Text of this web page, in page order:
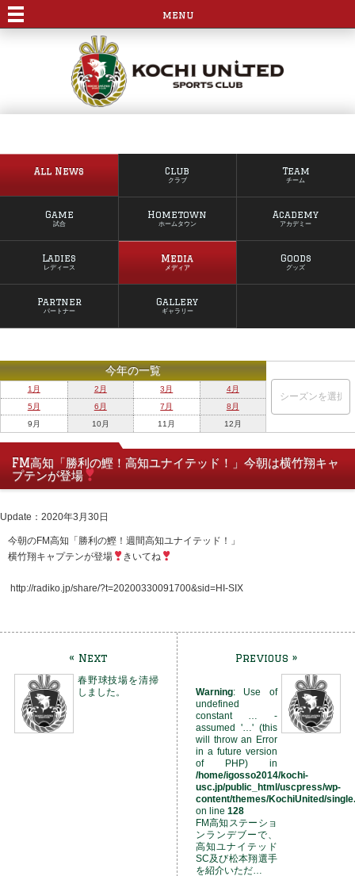
menu
All News Club
クラブ
Team
チーム
Game
試合
Hometown
ホームタウン
Academy
アカデミー
Ladies
レディース
Media
メディア
Goods
グッズ
Partner
パートナー
Gallery
ギャラリー
今年の一覧
1月 2月 3月
4月
5月
6月 7月
8月
9月
10月 11月 12月
FM高知「勝利の鰹！高知ユナイテッド！」今朝は横竹翔キャ
プテンが登場
Update：2020年3月30日
‪今朝のFM高知「勝利の鰹！週間高知ユナイテッド！」‬
‪横竹翔キャプテンが登場
きいてね
http://radiko.jp/share/?t=20200330091700&sid=HI-SIX‬
« Next
春野球技場を清掃
しました。
Previous »
Warning: Use of
undefined
constant … -
assumed '…' (this
will throw an Error
in a future version
of PHP) in
/home/igosso2014/kochi-
usc.jp/public_html/uscpress/wp-
content/themes/KochiUnited/
on line 128
FM高知ステーショ
ンランデブーで、
高知ユナイテッド
SC及び松本翔選手
を紹介いただ…